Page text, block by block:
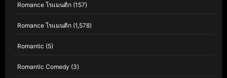
Romance โรแมนติก (157)
Romance โรแมนติก (1,578)
Romantic (5)
Romantic Comedy (3)